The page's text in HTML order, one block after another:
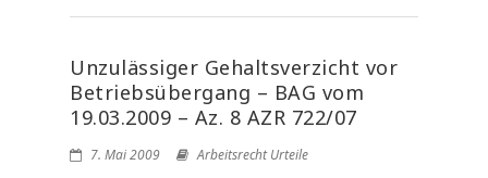
Unzulässiger Gehaltsverzicht vor
Betriebsübergang – BAG vom
19.03.2009 – Az. 8 AZR 722/07
7. Mai 2009 Arbeitsrecht Urteile